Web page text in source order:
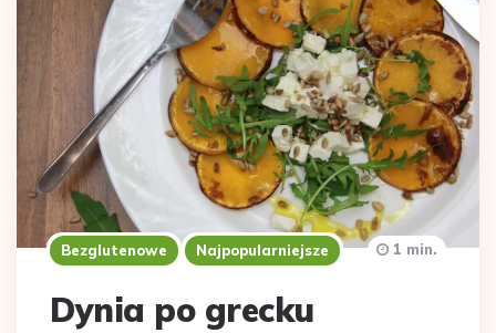
Bezglutenowe Najpopularniejsze
Dynia po grecku
1 min.